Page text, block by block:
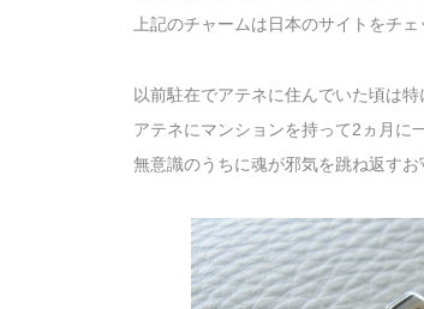
上記のチャームは日本のサイトをチ
以前駐在でアテネに住んでいた頃は特
アテネにマンションを持って2ヵ月に
無意識のうちに魂が邪気を跳ね返す